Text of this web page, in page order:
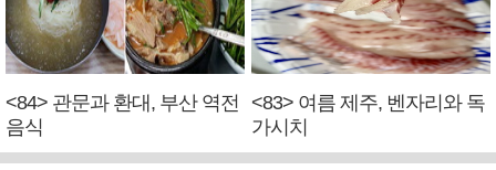
<84> 관문과 환대, 부산 역전
음식
<83> 여름 제주, 벤자리와 독
가시치